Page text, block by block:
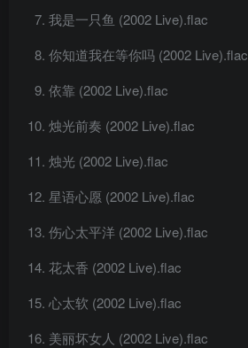
我是一只鱼 (2002 Live).flac
你知道我在等你吗 (2002 Live).flac
依靠 (2002 Live).flac
烛光前奏 (2002 Live).flac
烛光 (2002 Live).flac
星语心愿 (2002 Live).flac
伤心太平洋 (2002 Live).flac
花太香 (2002 Live).flac
心太软 (2002 Live).flac
美丽坏女人 (2002 Live).flac